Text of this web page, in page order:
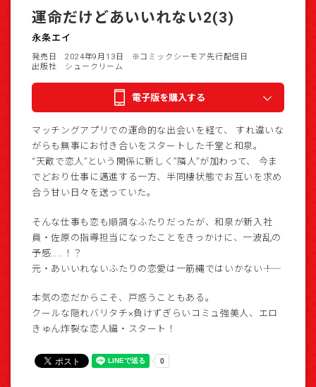
運命だけどあいいれない2(3)
永条エイ
発売日 2024年9月13日
※コミックシーモア先行配信日
出版社 シュークリーム
電子版を購入する
マッチングアプリでの運命的な出会いを経て、 すれ違いな
がらも無事にお付き合いをスタートした千堂と和泉。
“天敵で恋人”という関係に新しく”隣人”が加わって、 今ま
でどおり仕事に邁進する一方、半同棲状態でお互いを求め
合う甘い日々を送っていた。
そんな仕事も恋も順調なふたりだったが、和泉が新入社
員・佐原の指導担当になったことをきっかけに、一波乱の
予感……！？
元・あいいれないふたりの恋愛は一筋縄ではいかない――！
本気の恋だからこそ、戸惑うこともある。
クールな隠れバリタチ×負けずぎらいコミュ強美人、エロ
きゅん炸裂な恋人編・スタート！